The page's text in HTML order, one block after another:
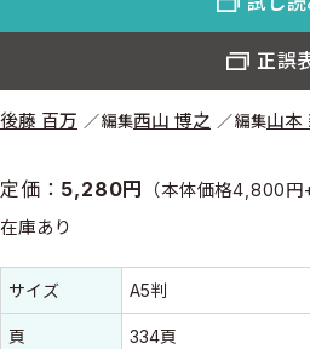
後藤 百万 編集西山 博之 編集山本
定価： 5,280円 （本体価格4,800円
在庫あり
書誌情報
書誌情報
サイズ A5判
頁 334頁
正誤